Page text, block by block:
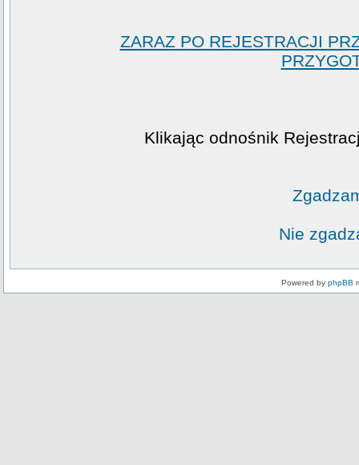
ZARAZ PO REJESTRACJI
Klikając odnośnik
Nie
Powered by phpBB